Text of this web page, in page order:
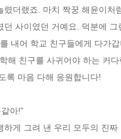
렸더랬죠. 마치 짝꿍 해윤이
사이였던 거예요. 덕분에
내어 학교 친구들에게 다가
해 친구를 사귀어야 하는 커
록 마음 다해 응원합니다!
같아!”
하게 그려 낸 우리 모두의 진짜